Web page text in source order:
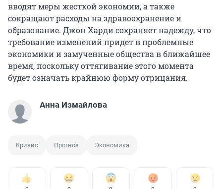
вводят меры жесткой экономии, а также
сокращают расходы на здравоохранение и
образование. Джон Харди сохраняет надежду, что
требование изменений придет в проблемные
экономики и замученные общества в ближайшее
время, поскольку оттягивание этого момента
будет означать крайнюю форму отрицания.
Анна Измайлова
Кризис Прогноз Экономика